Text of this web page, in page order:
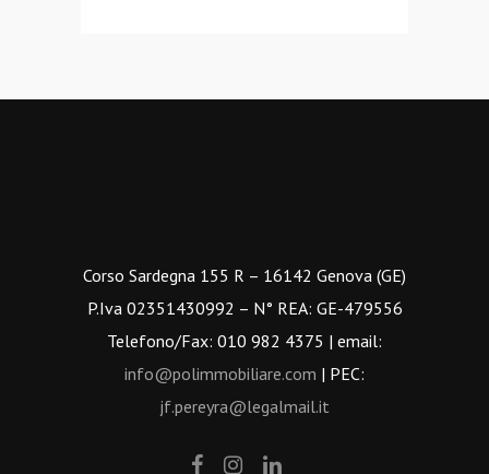
Corso Sardegna 155 R – 16142 Genova (GE)
P.Iva 02351430992 – N° REA: GE-479556
Telefono/Fax: 010 982 4375 | email:
info@polimmobiliare.com | PEC:
jf.pereyra@legalmail.it